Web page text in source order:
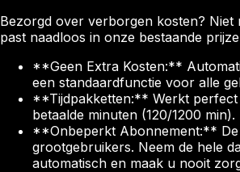
Bezorgd over verborgen kosten? Niet
past naadloos in onze bestaande
**Geen Extra Kosten:**
een standaardfunctie voor alle
**Tijdpakketten:** Werkt
betaalde minuten (120/1200 min).
**Onbeperkt Abonnement:**
grootgebruikers. Neem de hele
automatisch en maak u nooit